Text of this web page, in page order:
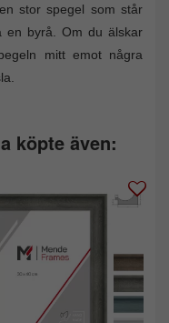
stor spegel som står
en byrå. Om du älskar
mitt emot några
köpte även: